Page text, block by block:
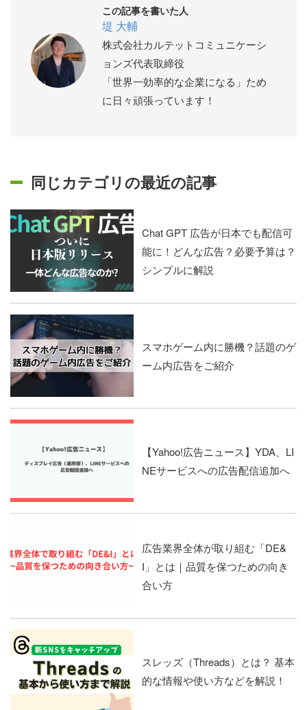
この記事を書いた人
堤 大輔
株式会社カルテットコミュニケーシ
ョンズ代表取締役
「世界一効率的な企業になる」ため
に日々頑張っています！
同じカテゴリの最近の記事
Chat GPT 広告が日本でも配信可
能に！どんな広告？必要予算は？
シンプルに解説
スマホゲーム内に勝機？話題のゲ
ーム内広告をご紹介
【Yahoo!広告ニュース】YDA、LI
NEサービスへの広告配信追加へ
広告業界全体が取り組む「DE&
I」とは｜品質を保つための向き
合い方
スレッズ（Threads）とは？ 基本
的な情報や使い方などを解説！